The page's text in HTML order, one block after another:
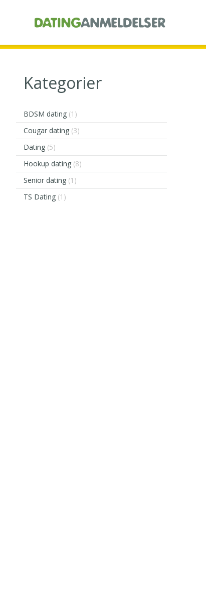
Kategorier
BDSM dating (1)
Cougar dating (3)
Dating (5)
Hookup dating (8)
Senior dating (1)
TS Dating (1)